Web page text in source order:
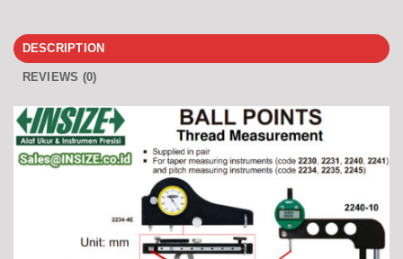
DESCRIPTION
REVIEWS (0)